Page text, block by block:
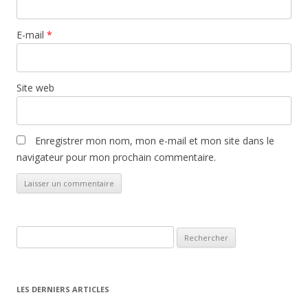
E-mail *
Site web
Enregistrer mon nom, mon e-mail et mon site dans le
navigateur pour mon prochain commentaire.
LES DERNIERS ARTICLES